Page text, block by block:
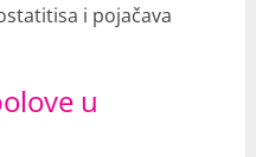
i pojačava
u